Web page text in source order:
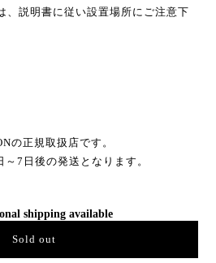
説明書に従い設置場所にご注意下
の正規取扱店です。
7日後の発送となります。
shipping available
Sold out